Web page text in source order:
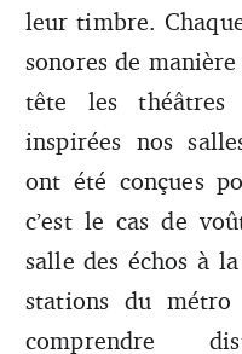
leur timbre.
sonores de
tête les théâtres
inspirées nos
ont été conçues
c’est le cas de
salle des échos à
stations du
comprendre